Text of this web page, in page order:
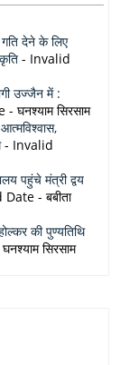
देने के लिए
- Invalid
उज्जैन में :
- घनश्याम सिरसाम
- Invalid
पहुंचे मंत्री द्वय
Date - बबीता
की पुण्यतिथि
सिरसाम